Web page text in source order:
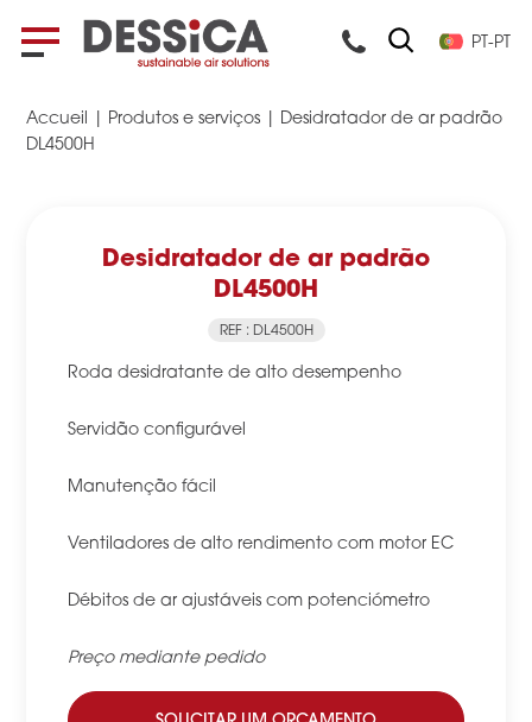
PT-PT
Accueil Produtos e serviços
Desidratador de ar padrão
DL4500H
Desidratador de ar padrão
DL4500H
REF : DL4500H
Roda desidratante de alto desempenho
Servidão configurável
Manutenção fácil
Ventiladores de alto rendimento com motor EC
Débitos de ar ajustáveis com potenciómetro
Preço mediante pedido